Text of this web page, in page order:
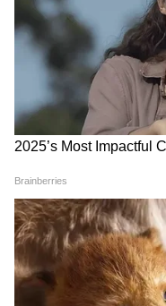
A14 বায়োনিক চিপ
প্রজন্ম) গেমিং
ব্যতিক্রমী